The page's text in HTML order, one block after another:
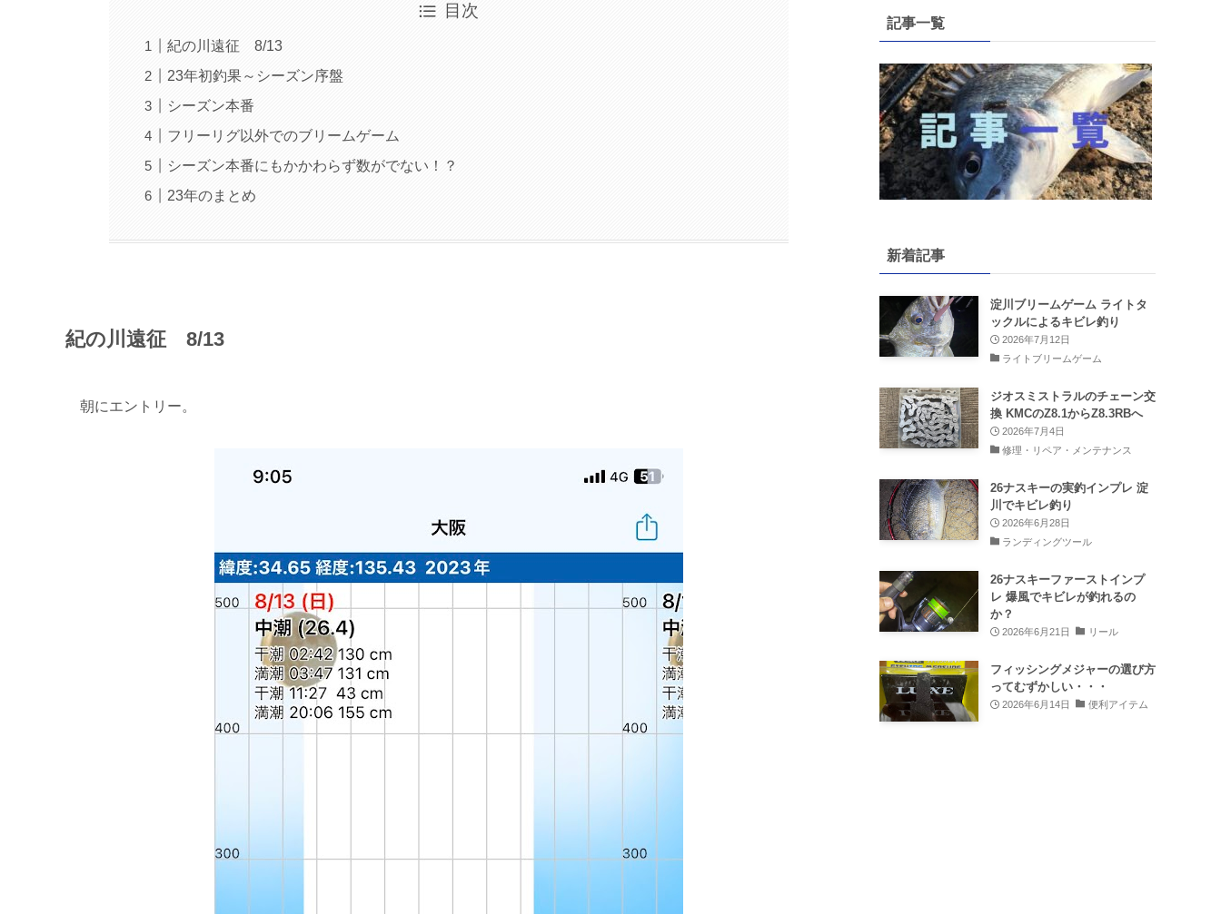
目次
紀の川遠征 8/13
23年初釣果～シーズン序盤
シーズン本番
フリーリグ以外でのブリームゲーム
シーズン本番にもかかわらず数がでない！？
23年のまとめ
紀の川遠征 8/13
朝にエントリー。
記事一覧
新着記事
淀川ブリームゲーム ライトタ
ックルによるキビレ釣り
2026年7月12日
ライトブリームゲーム
ジオスミストラルのチェーン交
換 KMCのZ8.1からZ8.3RBへ
2026年7月4日
修理・リペア・メンテナンス
26ナスキーの実釣インプレ 淀
川でキビレ釣り
2026年6月28日
ランディングツール
26ナスキーファーストインプ
レ 爆風でキビレが釣れるの
か？
2026年6月21日 リール
フィッシングメジャーの選び方
ってむずかしい・・・
2026年6月14日 便利アイテム